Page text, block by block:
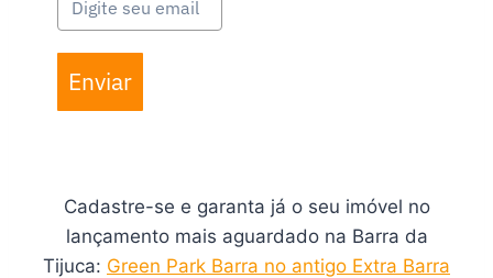
Enviar
Cadastre-se e garanta já o seu imóvel no
lançamento mais aguardado na Barra da
Tijuca: Green Park Barra no antigo Extra Barra